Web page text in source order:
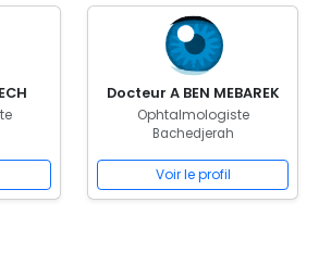
Docteur A BEN MEBAREK
Ophtalmologiste
Bachedjerah
Voir le profil